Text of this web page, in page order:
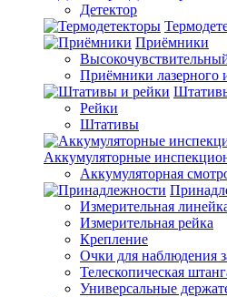
Детектор
Приёмники
Приёмники лазерного
Рейки
Штативы
Аккумуляторные
Аккумуляторная
Измерительная
Измерительная рейка
Крепление
Очки для наблюдения
Телескопическая
Универсальные